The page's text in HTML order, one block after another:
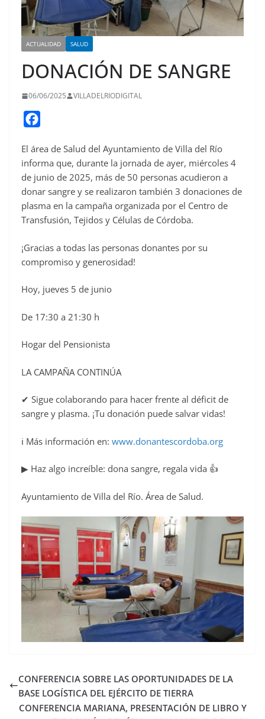
ACTUALIDAD SALUD
DONACIÓN DE SANGRE
06/06/2025 VILLADELRIODIGITAL
c
e
o
o
El área de Salud del Ayuntamiento de Villa del Río
informa que, durante la jornada de ayer, miércoles 4
de junio de 2025, más de 50 personas acudieron a
donar sangre y se realizaron también 3 donaciones de
plasma en la campaña organizada por el Centro de
Transfusión, Tejidos y Células de Córdoba.
¡Gracias a todas las personas donantes por su
compromiso y generosidad!
Hoy, jueves 5 de junio
De 17:30 a 21:30 h
Hogar del Pensionista
LA CAMPAÑA CONTINÚA
✔ Sigue colaborando para hacer frente al déficit de
sangre y plasma. ¡Tu donación puede salvar vidas!
ℹ Más información en: www.donantescordoba.org
▶ Haz algo increíble: dona sangre, regala vida 👍
Ayuntamiento de Villa del Río. Área de Salud.
CONFERENCIA SOBRE LAS OPORTUNIDADES DE LA
BASE LOGÍSTICA DEL EJÉRCITO DE TIERRA
CONFERENCIA MARIANA, PRESENTACIÓN DE LIBRO Y